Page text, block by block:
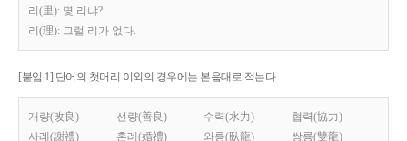
리(里): 몇 리냐?
리(理): 그럴 리가 없다.
[붙임 1] 단어의 첫머리 이외의 경우에는 본음대로 적는다.
개량(改良) 선량(善良) 수력(水力)
협력(協力)
사례(謝禮)
혼례(婚禮) 와룡(臥龍)
쌍룡(雙龍)